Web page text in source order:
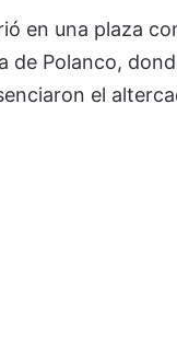
en una plaza
de Polanco,
el